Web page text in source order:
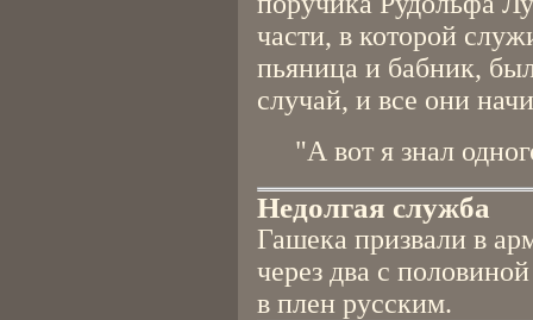
части, в которой
пьяница и бабник,
случай, и все они
"А вот я знал
Недолгая служба
Гашека призвали в
через два с
в плен русским.